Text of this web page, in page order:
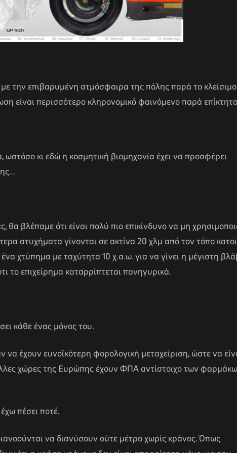
την επιβαρυμένη ατμόσφαιρα της πόλης παρά το
είναι περισσότερο κληρονομικό φαινόμενο παρά
κι εδώ η κοσμητική βιομηχανία έχει να προσφέρει
θα βλέπαμε ότι είναι πολύ πιο επικίνδυνο να μη
ατυχήματα γίνονται σε ακτίνα 20 χλμ από τον τόπο
χτύπημα με ταχύτητα 10 χ.α.ω. για να γίνει η μέγιστη
το επιχείρημα καταρρίπτεται πανηγυρικά.
κάθε ένας μόνος του.
έχουν ευνοϊκότερη φορολογική μεταχείριση, ώστε να
χώρες της Ευρώπης έχουν ΦΠΑ αντίστοιχο των
πέσει ποτέ.
να διανύσουν ούτε μέτρο χωρίς κράνος. Όπως